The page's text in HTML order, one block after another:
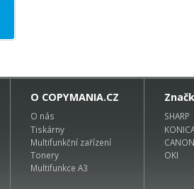
O COPYMANIA.CZ
O nás
Tiskárny
Multifunkční zařízení
Tonery
Multifunkce A3
SHARP
CANON
OKI